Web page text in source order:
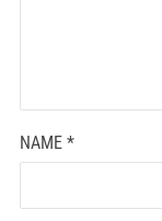
NAME *